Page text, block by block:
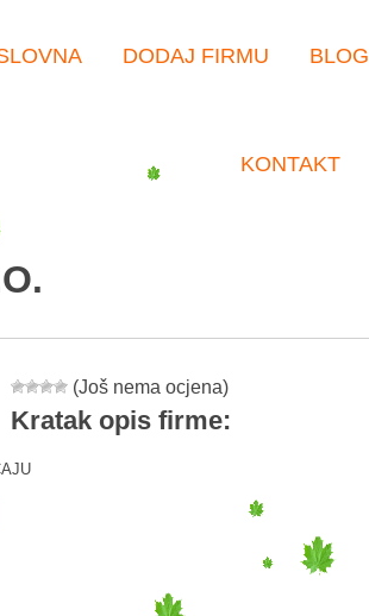
DODAJ FIRMU BLOG
KONTAKT
(Još nema ocjena)
Kratak opis firme: